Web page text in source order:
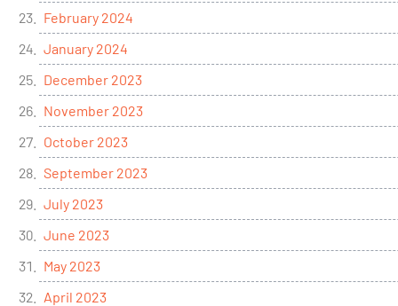
February 2024
January 2024
December 2023
November 2023
October 2023
September 2023
July 2023
June 2023
May 2023
April 2023